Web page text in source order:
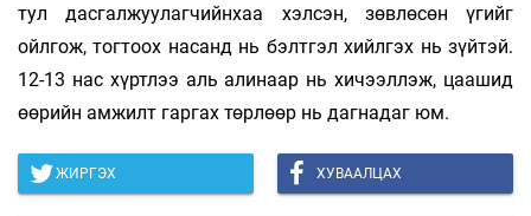
тул дасгалжуулагчийнхаа хэлсэн, зөвлөсөн үгийг
ойлгож, тогтоох насанд нь бэлтгэл хийлгэх нь зүйтэй.
12-13 нас хүртлээ аль алинаар нь хичээллэж, цаашид
өөрийн амжилт гаргах төрлөөр нь дагнадаг юм.
ЖИРГЭХ ХУВААЛЦАХ